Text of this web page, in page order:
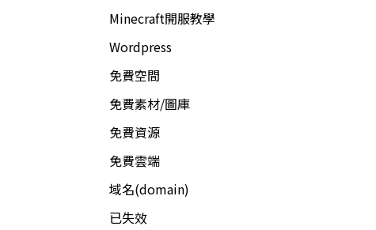
Minecraft開服教學
Wordpress
免費空間
免費素材/圖庫
免費資源
免費雲端
域名(domain)
已失效